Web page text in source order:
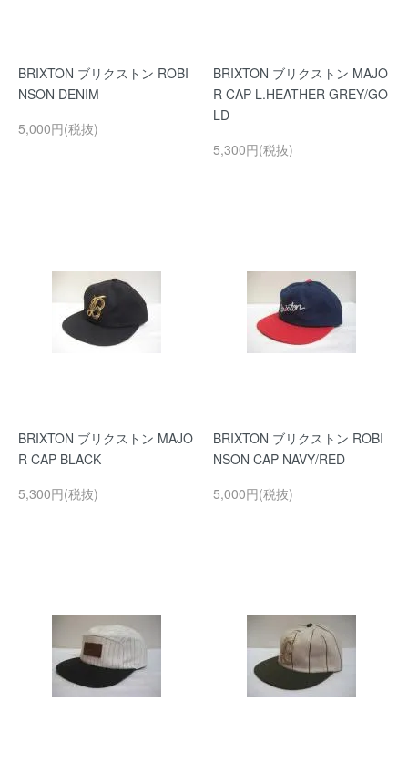
BRIXTON ブリクストン ROBI
NSON DENIM
5,000円(税抜)
BRIXTON ブリクストン MAJO
R CAP L.HEATHER GREY/GO
LD
5,300円(税抜)
BRIXTON ブリクストン MAJO
R CAP BLACK
5,300円(税抜)
BRIXTON ブリクストン ROBI
NSON CAP NAVY/RED
5,000円(税抜)